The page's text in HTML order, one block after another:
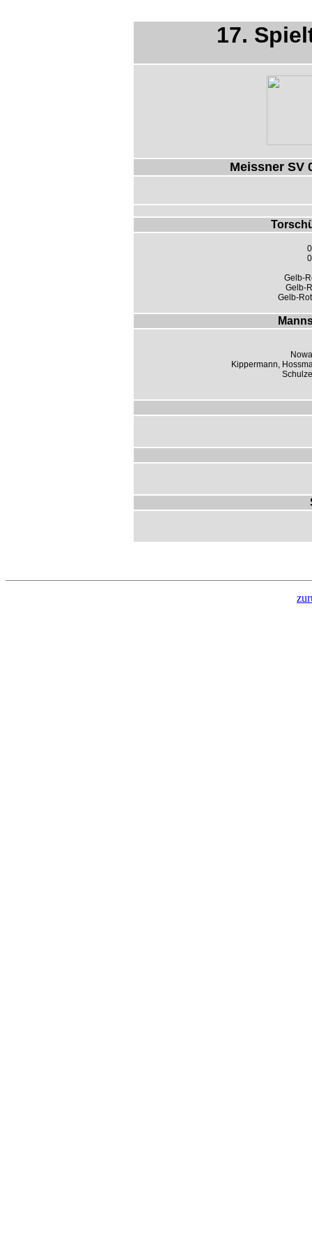
17.
Meissner SV
Gelb-
Gelb-
Gelb-
Kippermann,